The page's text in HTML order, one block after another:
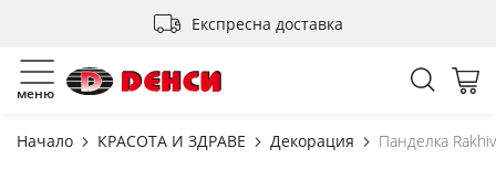
Експресна доставка
меню
Начало КРАСОТА И ЗДРАВЕ Декорация Панделка